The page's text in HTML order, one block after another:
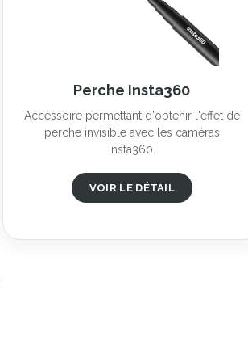
Perche Insta360
Accessoire permettant d'obtenir l'effet de
perche invisible avec les caméras
Insta360.
VOIR LE DÉTAIL